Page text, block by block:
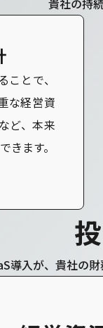
貴社の持
とで、
な経営資
ど、本来
きます。
投
導入が、貴社の